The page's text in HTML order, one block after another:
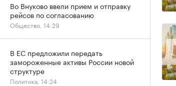
Во Внуково ввели прием и отправку
рейсов по согласованию
Общество, 14:29
В ЕС предложили передать
замороженные активы России новой
структуре
Политика, 14:24